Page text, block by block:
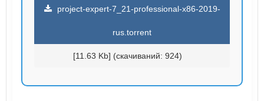
project-expert-7_21-professional-x86-2019-
rus.torrent
[11.63 Kb] (cкачиваний: 924)